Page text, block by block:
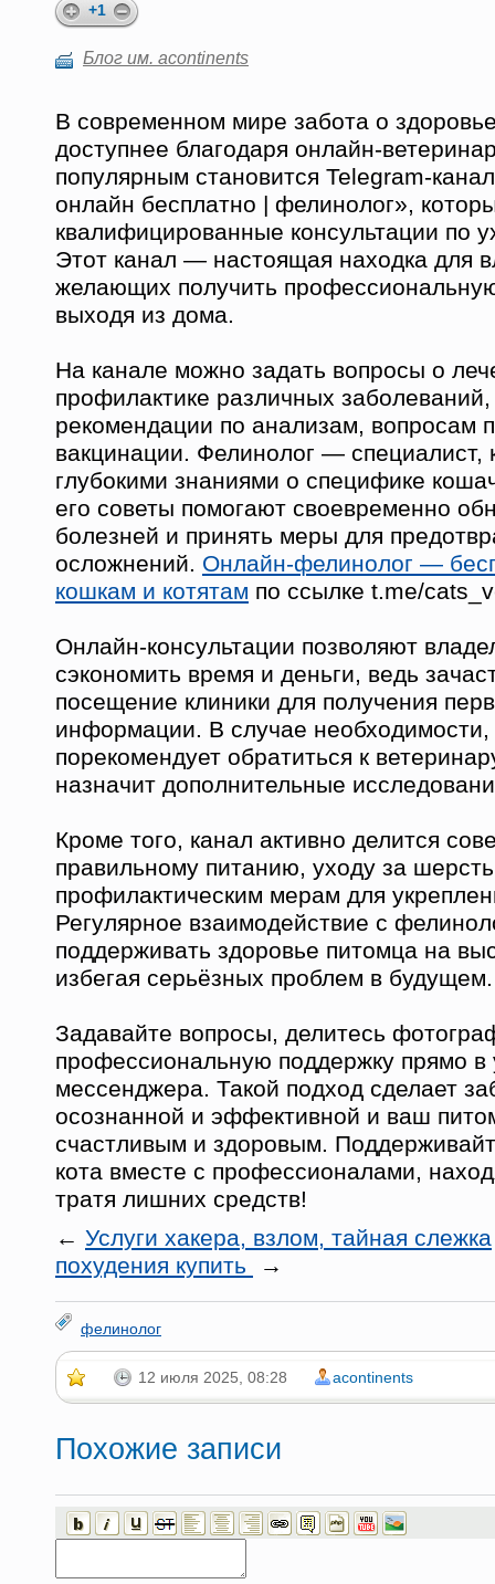
+1
Блог им. acontinents
В современном мире забота о
доступнее благодаря онлайн-
популярным становится Telegram-
онлайн бесплатно | фелинолог»,
квалифицированные консультации по
Этот канал — настоящая находка для
желающих получить
выходя из дома.
На канале можно задать вопросы о
профилактике различных заболеваний,
рекомендации по анализам, вопросам
вакцинации. Фелинолог — специалист,
глубокими знаниями о специфике
его советы помогают своевременно
болезней и принять меры для
осложнений. Онлайн-фелинолог —
кошкам и котятам по ссылке t.me/
Онлайн-консультации позволяют
сэкономить время и деньги, ведь
посещение клиники для получения
информации. В случае необходимости,
порекомендует обратиться к
назначит дополнительные
Кроме того, канал активно делится
правильному питанию, уходу за
профилактическим мерам для
Регулярное взаимодействие с
поддерживать здоровье питомца на
избегая серьёзных проблем в будущем.
Задавайте вопросы, делитесь
профессиональную поддержку прямо
мессенджера. Такой подход сделает
осознанной и эффективной и ваш
счастливым и здоровым.
кота вместе с профессионалами,
тратя лишних средств!
← Услуги хакера, взлом, тайная слежка
похудения купить
→
фелинолог
12 июля 2025, 08:28 acontinents
Похожие записи